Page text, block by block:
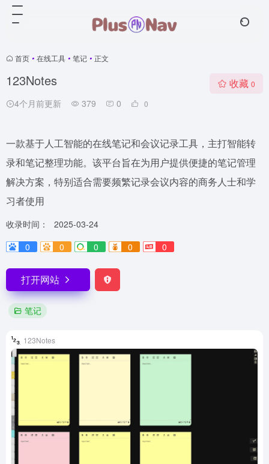
首页 • 在线工具 • 笔记 • 正文
123Notes
4个月前更新 379 0 0
收藏 0
一款基于人工智能的在线笔记和会议记录工具，主打智能转
录和笔记整理功能。该平台旨在为用户提供便捷的笔记管理
解决方案，特别适合需要频繁记录会议内容的商务人士和学
习者使用
收录时间：
2025-03-24
0
0 0 0 0
打开网站
笔记
123Notes